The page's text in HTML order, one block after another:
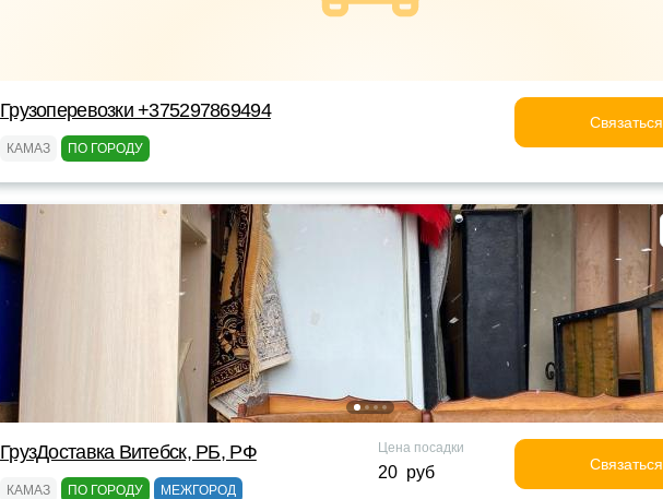
Грузоперевозки +375297869494
КАМАЗ ПО ГОРОДУ
Связаться
ГрузДоставка Витебск, РБ, РФ
КАМАЗ ПО ГОРОДУ МЕЖГОРОД
Цена посадки
20 руб Связаться